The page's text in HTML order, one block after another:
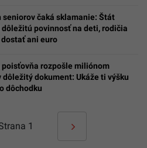
seniorov čaká sklamanie: Štát
povinnosť na deti, rodičia
ani euro
poisťovňa rozpošle miliónom
dôležitý dokument: Ukáže ti výšku
dôchodku
1